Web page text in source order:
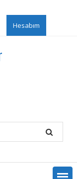
Hesabım